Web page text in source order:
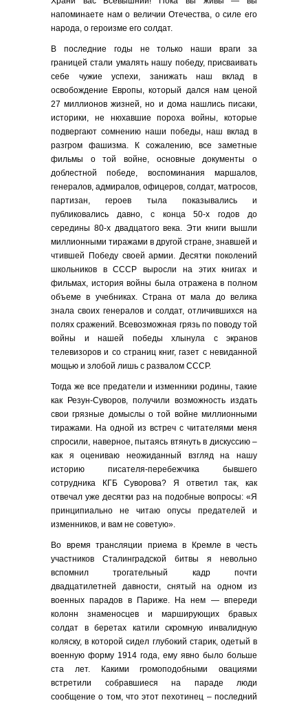
напоминаете нам о величии Отечества, о силе его
народа, о героизме его солдат.
В последние годы не только наши враги за
границей стали умалять нашу победу, присваивать
себе чужие успехи, занижать наш вклад в
освобождение Европы, который дался нам ценой
27 миллионов жизней, но и дома нашлись писаки,
историки, не нюхавшие пороха войны, которые
подвергают сомнению наши победы, наш вклад в
разгром фашизма. К сожалению, все заметные
фильмы о той войне, основные документы о
доблестной победе, воспоминания маршалов,
генералов, адмиралов, офицеров, солдат, матросов,
партизан, героев тыла показывались и
публиковались давно, с конца 50-х годов до
середины 80-х двадцатого века. Эти книги вышли
миллионными тиражами в другой стране, знавшей и
чтившей Победу своей армии. Десятки поколений
школьников в СССР выросли на этих книгах и
фильмах, история войны была отражена в полном
объеме в учебниках. Страна от мала до велика
знала своих генералов и солдат, отличившихся на
полях сражений. Всевозможная грязь по поводу той
войны и нашей победы хлынула с экранов
телевизоров и со страниц книг, газет с невиданной
мощью и злобой лишь с развалом СССР.
Тогда же все предатели и изменники родины, такие
как Резун-Суворов, получили возможность издать
свои грязные домыслы о той войне миллионными
тиражами. На одной из встреч с читателями меня
спросили, наверное, пытаясь втянуть в дискуссию –
как я оцениваю неожиданный взгляд на нашу
историю писателя-перебежчика бывшего
сотрудника КГБ Суворова? Я ответил так, как
отвечал уже десятки раз на подобные вопросы: «Я
принципиально не читаю опусы предателей и
изменников, и вам не советую».
Во время трансляции приема в Кремле в честь
участников Сталинградской битвы я невольно
вспомнил трогательный кадр почти
двадцатилетней давности, снятый на одном из
военных парадов в Париже. На нем — впереди
колонн знаменосцев и марширующих бравых
солдат в беретах катили скромную инвалидную
коляску, в которой сидел глубокий старик, одетый в
военную форму 1914 года, ему явно было больше
ста лет. Какими громоподобными овациями
встретили собравшиеся на параде люди
сообщение о том, что этот пехотинец – последний